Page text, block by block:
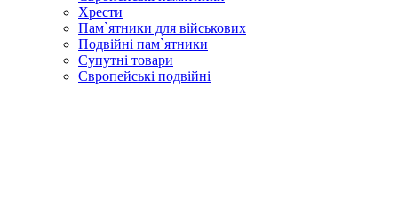
Хрести
Пам`ятники для військових
Подвійні пам`ятники
Супутні товари
Європейські подвійні